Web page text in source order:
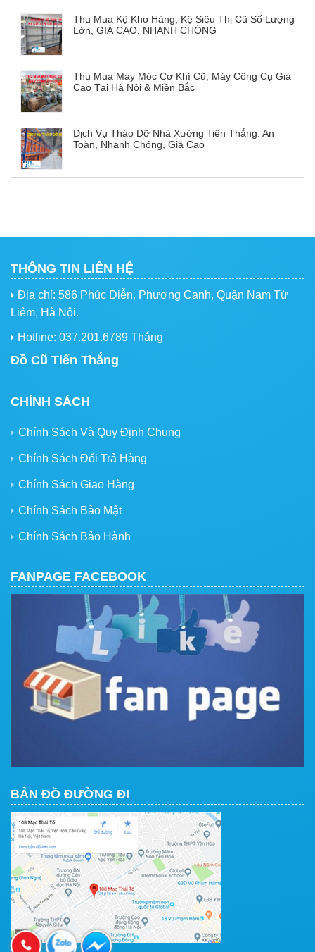
Thu Mua Kệ Kho Hàng, Kệ Siêu Thị Cũ Số Lượng
Lớn, GIÁ CAO, NHANH CHÓNG
Thu Mua Máy Móc Cơ Khí Cũ, Máy Công Cụ Giá
Cao Tại Hà Nội & Miền Bắc
Dịch Vụ Tháo Dỡ Nhà Xưởng Tiến Thắng: An
Toàn, Nhanh Chóng, Giá Cao
THÔNG TIN LIÊN HỆ
Địa chỉ: 586 Phúc Diễn, Phương Canh, Quận Nam Từ
Liêm, Hà Nội.
Hotline: 037.201.6789 Thắng
Đồ Cũ Tiến Thắng
CHÍNH SÁCH
Chính Sách Và Quy Định Chung
Chính Sách Đổi Trả Hàng
Chính Sách Giao Hàng
Chính Sách Bảo Mật
Chính Sách Bảo Hành
FANPAGE FACEBOOK
BẢN ĐỒ ĐƯỜNG ĐI